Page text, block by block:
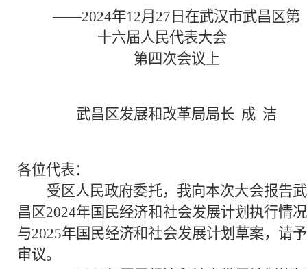
——2024年12月27日在武汉市武昌区第
十六届人民代表大会
第四次会议上
武昌区发展和改革局局长 成 洁
各位代表：
受区人民政府委托，我向本次大会报告武
昌区2024年国民经济和社会发展计划执行情况
与2025年国民经济和社会发展计划草案，请予
审议。